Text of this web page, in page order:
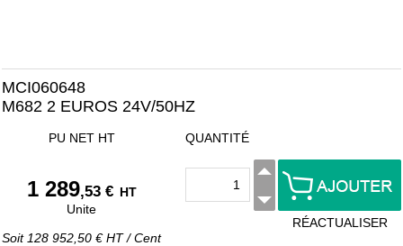
MCI060648
M682 2 EUROS 24V/50HZ
PU NET HT
1 289,53 € HT
Unite
Soit 128 952,50 € HT/Cent
QUANTITÉ
RÉACTUALISER